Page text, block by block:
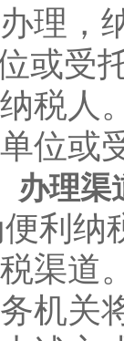
理，
受托
税人
位或
理渠
纳税
渠道
机关